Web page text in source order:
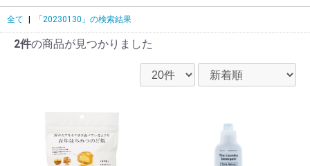
全て 「20230130」の検索結果
2件の商品が見つかりました